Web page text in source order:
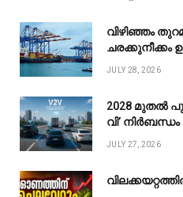
വിഴിഞ്ഞം
ചരക്കുനീക്കം
JULY 28, 2026
2028 മുതൽ
വി’ നിർബന്ധം
JULY 27, 2026